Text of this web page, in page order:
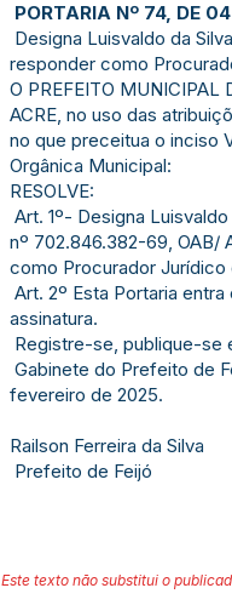
PORTARIA Nº 74, DE
Designa Luisvaldo da
responder como
O PREFEITO MUNICIPAL
ACRE, no uso das
no que preceitua o inciso
Orgânica Municipal:
RESOLVE:
Art. 1º- Designa
nº 702.846.382-69, OAB/
como Procurador Jurídico
Art. 2º Esta Portaria
assinatura.
Registre-se, publique-se
Gabinete do Prefeito de
fevereiro de 2025.
Railson Ferreira da Silva
Prefeito de Feijó
Este texto não substitui o